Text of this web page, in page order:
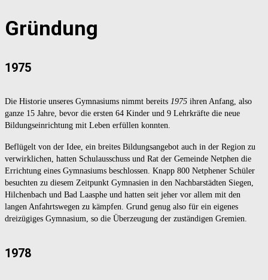
Gründung
1975
Die Historie unseres Gymnasiums nimmt bereits 1975 ihren Anfang, also
ganze 15 Jahre, bevor die ersten 64 Kinder und 9 Lehrkräfte die neue
Bildungseinrichtung mit Leben erfüllen konnten.
Beflügelt von der Idee, ein breites Bildungsangebot auch in der Region zu
verwirklichen, hatten Schulausschuss und Rat der Gemeinde Netphen die
Errichtung eines Gymnasiums beschlossen. Knapp 800 Netphener Schüler
besuchten zu diesem Zeitpunkt Gymnasien in den Nachbarstädten Siegen,
Hilchenbach und Bad Laasphe und hatten seit jeher vor allem mit den
langen Anfahrtswegen zu kämpfen. Grund genug also für ein eigenes
dreizügiges Gymnasium, so die Überzeugung der zuständigen Gremien.
1978